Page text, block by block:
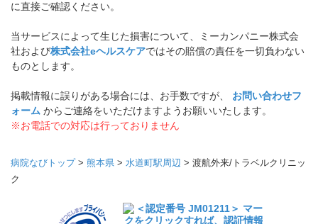
に直接ご確認ください。
当サービスによって生じた損害について、ミーカンパニー株式会
社および株式会社eヘルスケアではその賠償の責任を一切負わない
ものとします。
掲載情報に誤りがある場合には、お手数ですが、 お問い合わせフ
ォーム からご連絡をいただけますようお願いいたします。
※お電話での対応は行っておりません
病院なびトップ> 熊本県 > 水道町駅周辺 > 渡航外来/トラベルクリニッ
ク